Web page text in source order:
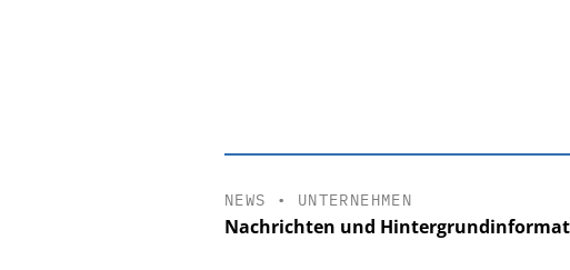
NEWS • UNTERNEHMEN
Nachrichten und